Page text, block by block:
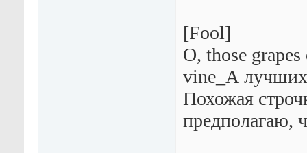
[Fool]
O, those
vine_А лучших
Похожая
предполагаю,